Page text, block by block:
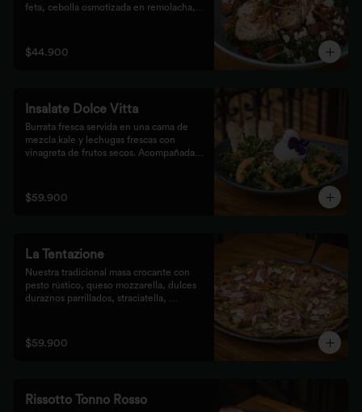
feta, cebolla osmotizada en remolacha,
Pollo Romero y finalizada con cipolla
corcante.
$44.900
Insalate Dolce Vitta
Burrata fresca servida en una cama de
mezcla kale y lechugas frescas con
vinagreta de frutos secos. Acompañada
finalizada con bastones de pan de masa
madre al grill.
$59.900
La Tentazione
Nuestra tradicional masa crocante con
pesto rústico, queso mozzarella, dulces
duraznos parrillados, straciatella,
$59.900
Rissotto Tonno Rosso